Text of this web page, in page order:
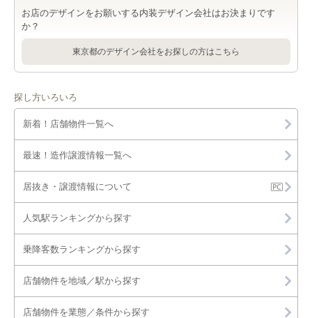
お店のデザインをお願いする内装デザイン会社はお決まりです
か？
東京都のデザイン会社をお探しの方はこちら
探し方いろいろ
新着！店舗物件一覧へ
最速！造作譲渡情報一覧へ
居抜き・譲渡情報について
人気駅ランキングから探す
乗降客数ランキングから探す
店舗物件を地域／駅から探す
店舗物件を業態／条件から探す